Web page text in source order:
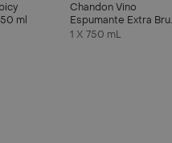
ml
Chandon Vino
Espumante Extra
750 ml
1 X 750 mL